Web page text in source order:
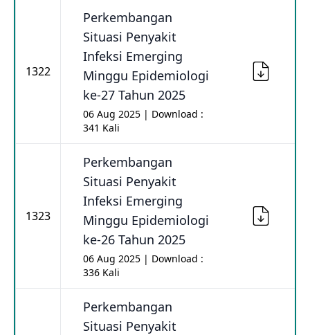
1322
Perkembangan
Situasi Penyakit
Infeksi Emerging
Minggu Epidemiologi
ke-27 Tahun 2025
06 Aug 2025 | Download :
341 Kali
1323
Perkembangan
Situasi Penyakit
Infeksi Emerging
Minggu Epidemiologi
ke-26 Tahun 2025
06 Aug 2025 | Download :
336 Kali
Perkembangan
Situasi Penyakit